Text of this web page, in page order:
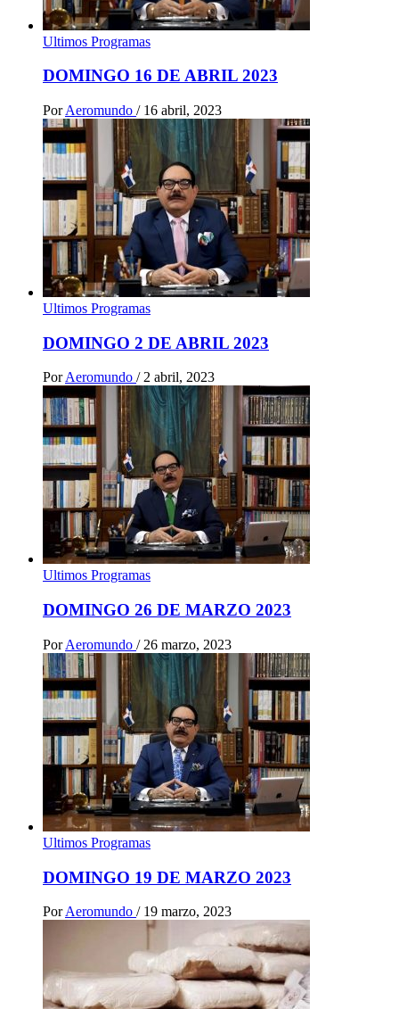
Ultimos Programas
DOMINGO 16 DE ABRIL 2023
Por Aeromundo / 16 abril, 2023
Ultimos Programas
DOMINGO 2 DE ABRIL 2023
Por Aeromundo / 2 abril, 2023
Ultimos Programas
DOMINGO 26 DE MARZO 2023
Por Aeromundo / 26 marzo, 2023
Ultimos Programas
DOMINGO 19 DE MARZO 2023
Por Aeromundo / 19 marzo, 2023